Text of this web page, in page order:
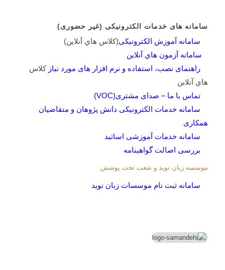
سامانه های خدمات الکترونیکی (غیر حضوری)
سامانه آموزش الکترونیکی(کلاس هاي آنلاين)
سامانه آزمون هاي آنلاين
راهنمای نصب، استفاده و نرم افزار های مورد نیاز کلاس
هاي آنلاين
تماس با ما – صدای مشتری(VOC)
سامانه خدمات الکترونیکی دانش پژوهان و متقاضیان
همکاری
سامانه خدمات آموزشی اساتید
بررسی اصالت گواهینامه
موسسه زبان نوید و شعب تحت پوشش:
سامانه ثبت نام موسسات زبان نوید